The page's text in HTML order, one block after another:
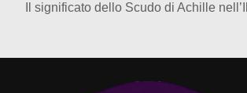
Il significato dello Scudo di Achille